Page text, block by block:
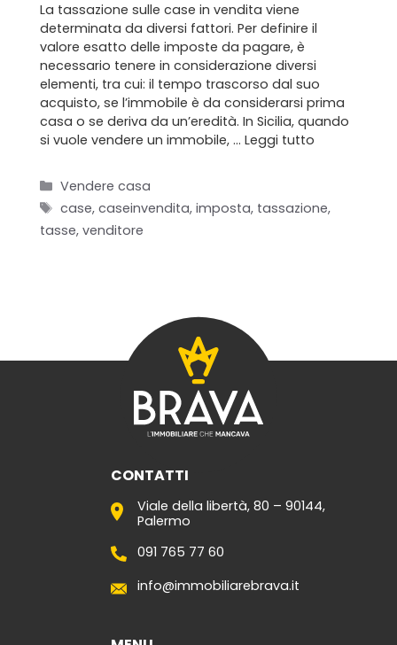
La tassazione sulle case in vendita viene
determinata da diversi fattori. Per definire il
valore esatto delle imposte da pagare, è
necessario tenere in considerazione diversi
elementi, tra cui: il tempo trascorso dal suo
acquisto, se l’immobile è da considerarsi prima
casa o se deriva da un’eredità. In Sicilia, quando
si vuole vendere un immobile, … Leggi tutto
Categorie
Vendere casa
Tag
case,caseinvendita,imposta, tassazione,
tasse, venditore
CONTATTI
Viale della libertà, 80 – 90144,
Palermo
091 765 77 60
info@immobiliarebrava.it